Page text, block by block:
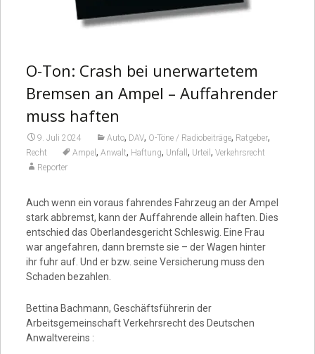
O-Ton: Crash bei unerwartetem
Bremsen an Ampel – Auffahrender
muss haften
9. Juli 2024 Auto, DAV, O-Töne / Radiobeiträge, Ratgeber,
Recht Ampel , Anwalt, Haftung, Unfall , Urteil , Verkehrsrecht
Reporter
Auch wenn ein voraus fahrendes Fahrzeug an der Ampel
stark abbremst, kann der Auffahrende allein haften. Dies
entschied das Oberlandesgericht Schleswig. Eine Frau
war angefahren, dann bremste sie – der Wagen hinter
ihr fuhr auf. Und er bzw. seine Versicherung muss den
Schaden bezahlen.
Bettina Bachmann, Geschäftsführerin der
Arbeitsgemeinschaft Verkehrsrecht des Deutschen
Anwaltvereins :